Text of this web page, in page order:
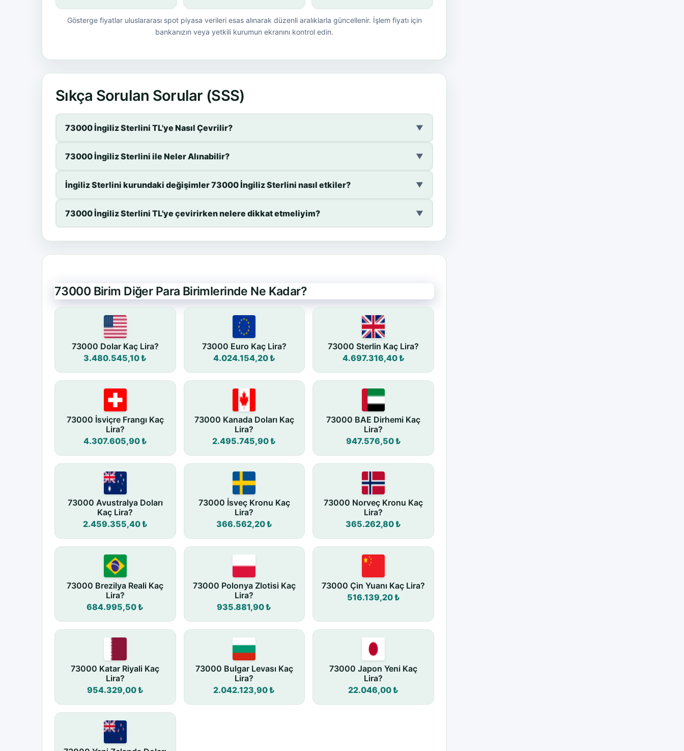
Gösterge fiyatlar uluslararası spot piyasa verileri esas alınarak düzenli aralıklarla güncellenir. İşlem fiyatı için
bankanızın veya yetkili kurumun ekranını kontrol edin.
Sıkça Sorulan Sorular (SSS)
73000 İngiliz Sterlini TL'ye Nasıl Çevrilir? ▼
73000 İngiliz Sterlini ile Neler Alınabilir? ▼
İngiliz Sterlini kurundaki değişimler 73000 İngiliz Sterlini nasıl etkiler? ▼
73000 İngiliz Sterlini TL'ye çevirirken nelere dikkat etmeliyim? ▼
73000 Birim Diğer Para Birimlerinde Ne Kadar?
73000 Dolar Kaç Lira?
3.480.545,10 ₺
73000 Euro Kaç Lira?
4.024.154,20 ₺
73000 Sterlin Kaç Lira?
4.697.316,40 ₺
73000 İsviçre Frangı Kaç
Lira?
4.307.605,90 ₺
73000 Kanada Doları Kaç
Lira?
2.495.745,90 ₺
73000 BAE Dirhemi Kaç
Lira?
947.576,50 ₺
73000 Avustralya Doları
Kaç Lira?
2.459.355,40 ₺
73000 İsveç Kronu Kaç
Lira?
366.562,20 ₺
73000 Norveç Kronu Kaç
Lira?
365.262,80 ₺
73000 Brezilya Reali Kaç
Lira?
684.995,50 ₺
73000 Polonya Zlotisi Kaç
Lira?
935.881,90 ₺
73000 Çin Yuanı Kaç Lira?
516.139,20 ₺
73000 Katar Riyali Kaç
Lira?
954.329,00 ₺
73000 Bulgar Levası Kaç
Lira?
2.042.123,90 ₺
73000 Japon Yeni Kaç
Lira?
22.046,00 ₺